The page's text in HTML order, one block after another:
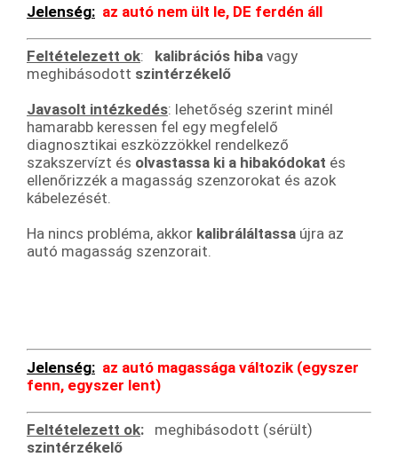
Jelenség: az autó nem ült le, DE ferdén áll
Feltételezett ok: kalibrációs hiba vagy
meghibásodott szintérzékelő
Javasolt intézkedés: lehetőség szerint minél
hamarabb keressen fel egy megfelelő
diagnosztikai eszközzökkel rendelkező
szakszervízt és olvastassa ki a hibakódokat és
ellenőrizzék a magasság szenzorokat és azok
kábelezését.
Ha nincs probléma, akkor kalibráláltassa újra az
autó magasság szenzorait.
Jelenség: az autó magassága változik (egyszer
fenn, egyszer lent)
Feltételezett ok: meghibásodott (sérült)
szintérzékelő